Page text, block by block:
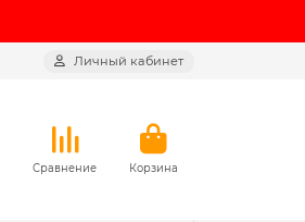
Личный кабинет
Сравнение Корзина